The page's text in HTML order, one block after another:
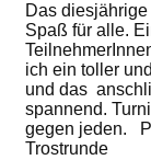
Das
Spaß für alle.
ich ein toller
und das
spannend.
gegen jeden.
Trostrunde